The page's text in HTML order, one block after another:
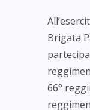
Brigata
66°